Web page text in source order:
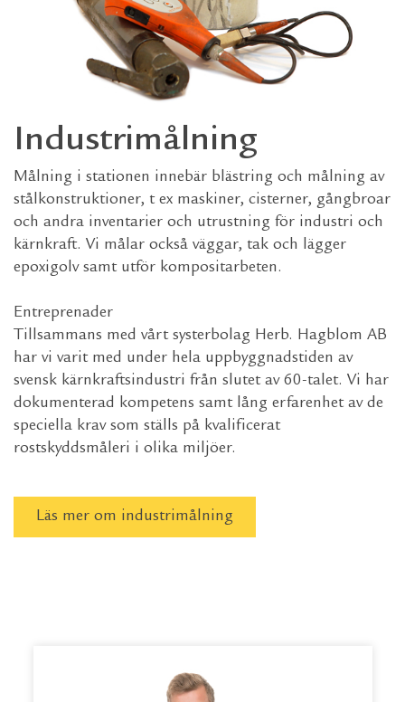
Industrimålning
Målning i stationen innebär blästring och målning av
stålkonstruktioner, t ex maskiner, cisterner, gångbroar
och andra inventarier och utrustning för industri och
kärnkraft. Vi målar också väggar, tak och lägger
epoxigolv samt utför kompositarbeten.
Entreprenader
Tillsammans med vårt systerbolag Herb. Hagblom AB
har vi varit med under hela uppbyggnadstiden av
svensk kärnkraftsindustri från slutet av 60-talet. Vi har
dokumenterad kompetens samt lång erfarenhet av de
speciella krav som ställs på kvalificerat
rostskyddsmåleri i olika miljöer.
Läs mer om industrimålning